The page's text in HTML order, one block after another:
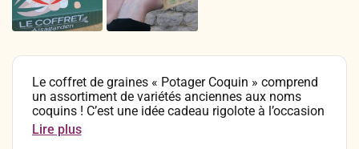
Le coffret de graines « Potager Coquin » comprend
un assortiment de variétés anciennes aux noms
coquins ! C’est une idée cadeau rigolote à l’occasion
de la Saint-Valentin ou encore d’un anniversaire
pour envoyer un petit clin d’œil à un être cher.
Lire plus